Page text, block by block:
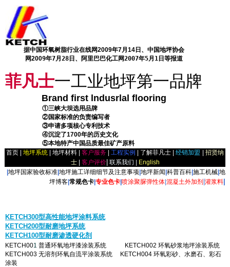
据中国环氧树脂行业在线网2009年7月14日、中国地坪协会
网2009年7月28日、阿里巴巴化工网2007年5月1日等报道
菲凡士一工业地坪第一品牌
Brand first lndusrlal flooring
①三峡大坝选用品牌
②国家标准的负责编写者
③申请多项核心专利技术
④沉淀了1700年的历史文化
⑤本地特产中国品质最佳矿产原料
首页
地坪系统 地坪材料 客户服务 工程实例 了解菲凡士 经销加盟
招贤纳
士| 客户评价| 联系我们 |
English
地坪国家验收标准 地坪施工详细细节及注意事项 地坪新闻 科普百科 施工机械 地
坪博客 常规色卡 专业色卡 喷涂聚脲弹性体 混凝土外加剂 灌浆料
KETCH300型高性能地坪涂料系统
KETCH200型耐磨地坪系统
KETCH100型耐磨渗透硬化剂
KETCH001 普通环氧地坪漆涂装系统 KETCH002 环氧砂浆地坪涂装系统
KETCH003 无溶剂环氧自流平涂装系统 KETCH004 环氧彩砂、水磨石、彩石
涂装